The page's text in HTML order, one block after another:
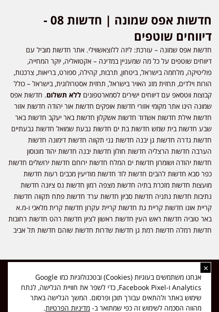
חדשות אפס שמונה | חדשות 08 -
דיווחים שוטפים
חדשות אפס שמונה – עורכת: ליזה ללוצאשווילי. אתר חדשות מוביל עם
דיווחים שוטפים על כל מה שמעניין במדינה – אקטואליה, יוקר המחייה,
פוליטיקה, מלחמה בישראל, ביטחון, תרבות, קהילה, ספורט, בריאות, צרכנות,
הורות וילדים, תחזית מזג האויר בישראל, תחזית אסטרולוגית, בישראל – כולל
קבוצות ווטסאפ עם דיווחים ישירים לסמארטפונים ללא תשלום. חדשות אפס
שמונה הינו אתר מקומי אזורי חדשות אופקים חדשות אור יהודה חדשות אזור
חדשות אילת חדשות אשדוד חדשות אשקלון חדשות באר יעקב חדשות באר
שבע חדשות בית שמש חדשות בת ים חדשות גבעת שמואל חדשות גבעתיים
חדשות גדרה חדשות גן יבנה חדשות גני תקווה חדשות דימונה חדשות
הערבה חדשות הרצליה חדשות חולון חדשות יבנה חדשות יהוד מונוסון
חדשות יהודה ושומרון חדשות ים המלח חדשות ירוחם חדשות ירושלים חדשות
כפר סבא חדשות להבים חדשות לוד חדשות מודיעין מכבים רעות חדשות
מועצות חדשות מזכרת בתיה חדשות מצפה רמון חדשות נס ציונה חדשות
נתיבות חדשות נתניה חדשות סביון חדשות ערד חדשות פתח תקווה חדשות
קריית אונו חדשות קריית גת חדשות קריית עקרון חדשות קרית מלאכי ו-מ.א
באר טוביה חדשות ראש העין חדשות ראשון לציון חדשות רהט חדשות רחובות
חדשות רמלה חדשות רמת גן חדשות שדרות חדשות שוהם חדשות תל אביב
כל הזכויות שמורות ל-ליזה ללוצאשווילי - חדשות אפס שמונה - דיווחים בזמן
אמת, נוסד בשנת 2019 | טל' לפרסומים 054-9759222 מייל מערכת
news08.net@gmail.com
Made with ❤ byDIGITA
×
אנחנו משתמשים בעוגיות (Cookies) ובטכנולוגיות כמו Google
Analytics ו-Facebook Pixel, כדי לשפר את חוויית הגלישה, לנתח
שימוש באתר ולהתאים עבורך תוכן ופרסום. המשך הגלישה באתר
מהווה הסכמה לשימוש זה כפי שמתואר ב- מדיניות הפרטיות.